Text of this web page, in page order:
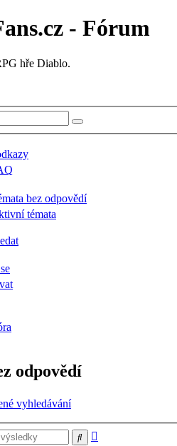
- Fórum
hře Diablo.
bez odpovědí
témata
odpovědí
vyhledávání
Hledat